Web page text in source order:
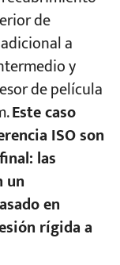
de
a
y
de película
Este caso
ISO son
las
un
en
rígida a